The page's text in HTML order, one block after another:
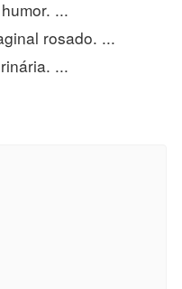
...
rosado. ...
...